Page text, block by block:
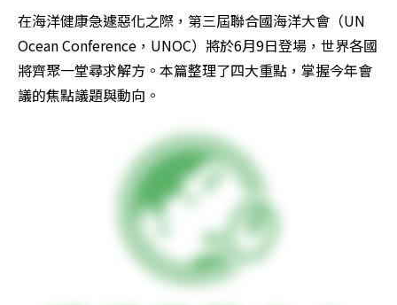
在海洋健康急遽惡化之際，第三屆聯合國海洋大會（UN
Ocean Conference，UNOC）將於6月9日登場，世界各國
將齊聚一堂尋求解方。本篇整理了四大重點，掌握今年會
議的焦點議題與動向。